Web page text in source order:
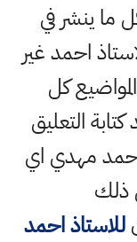
ينشر في
احمد غير
كل
التعليق
مهدي اي
ذلك
للاستاذ احمد